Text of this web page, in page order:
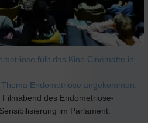
füllt das Kino Cinématte in
Endometriose angekommen.
des Endometriose-
im Parlament.